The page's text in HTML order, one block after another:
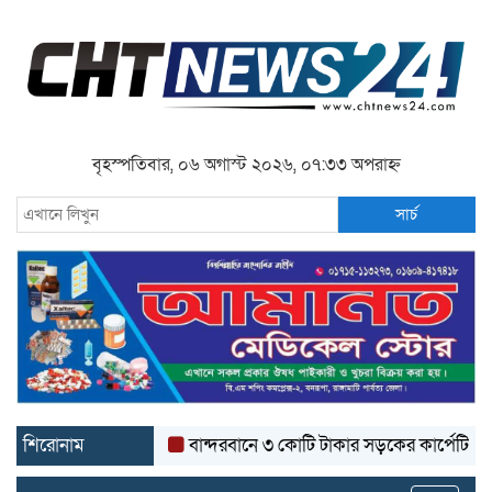
বৃহস্পতিবার, ০৬ অগাস্ট ২০২৬, ০৭:৩৩ অপরাহ্ন
সার্চ
শিরোনাম বান্দরবানে ৩ কোটি টাকার সড়কের কার্পেটিং উঠে